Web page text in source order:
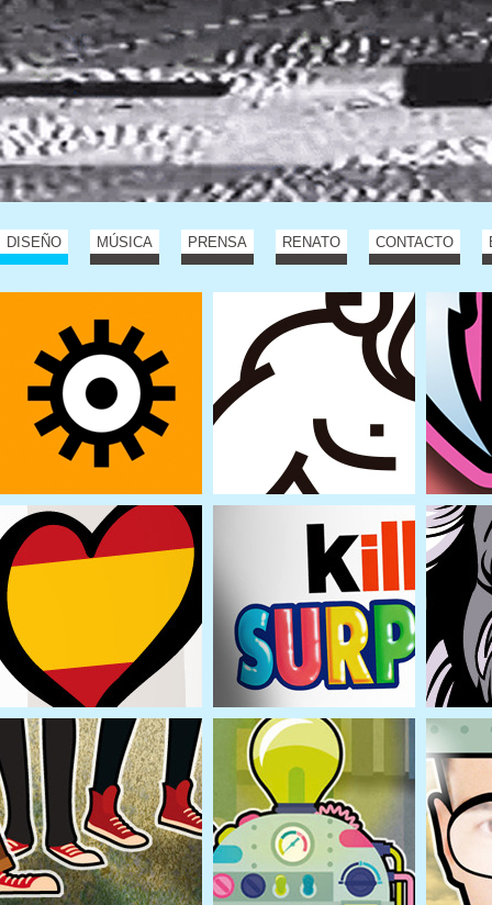
DISEÑO MÚSICA PRENSA RENATO CONTACTO